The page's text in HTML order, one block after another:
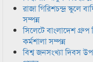
রাজা গিরিশচন্দ্র স্কুলে
সম্পন্ন
সিলেটে বাংলাদেশ গ্রুপ
কর্মশালা সম্পন্ন
বিশ্ব জনসংখ্যা দিবস